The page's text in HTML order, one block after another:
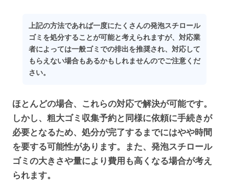
上記の方法であれば一度にたくさんの発泡スチロール
ゴミを処分することが可能と考えられますが、対応業
者によっては一般ゴミでの排出を推奨され、対応して
もらえない場合もあるかもしれませんのでご注意くだ
さい。
ほとんどの場合、これらの対応で解決が可能です。
しかし、粗大ゴミ収集予約と同様に依頼に手続きが
必要となるため、処分が完了するまでにはやや時間
を要する可能性があります。また、発泡スチロール
ゴミの大きさや量により費用も高くなる場合が考え
られます。